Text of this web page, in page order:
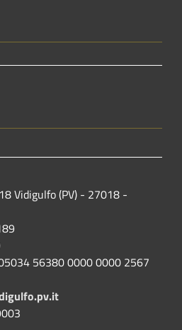
Vidigulfo (PV) - 27018 -
56380 0000 0000 2567